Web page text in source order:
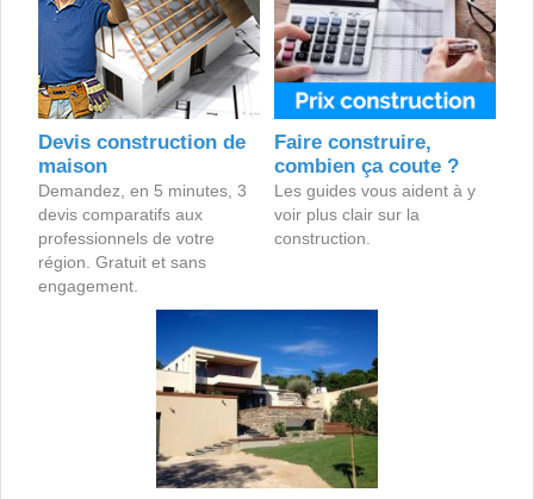
Devis construction de
maison
Demandez, en 5 minutes, 3
devis comparatifs aux
professionnels de votre
région. Gratuit et sans
engagement.
Faire construire,
combien ça coute ?
Les guides vous aident à y
voir plus clair sur la
construction.